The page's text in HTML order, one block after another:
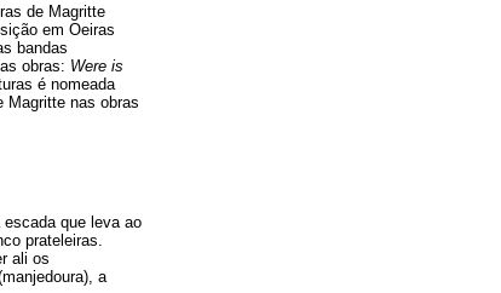
de Magritte
em Oeiras
bandas
obras: Were is
é nomeada
Magritte nas obras
que leva ao
prateleiras.
ali os
a